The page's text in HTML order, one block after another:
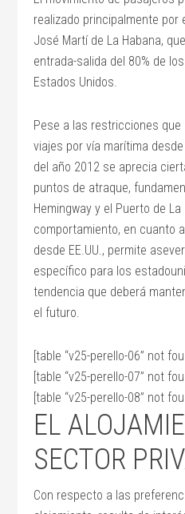
realizado principalmente por
José Martí de La Habana,
entrada-salida del 80% de
Estados Unidos.
Pese a las restricciones
viajes por vía marítima
del año 2012 se aprecia
puntos de atraque,
Hemingway y el Puerto de La
comportamiento, en cuanto
desde EE.UU., permite
específico para los
tendencia que deberá
el futuro.
[table “v25-perello-06” not
[table “v25-perello-07” not
[table “v25-perello-08” not
EL
SECTOR
Con respecto a las